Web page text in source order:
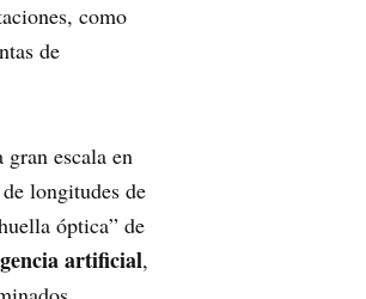
como
de
escala en
longitudes de
óptica” de
artificial,